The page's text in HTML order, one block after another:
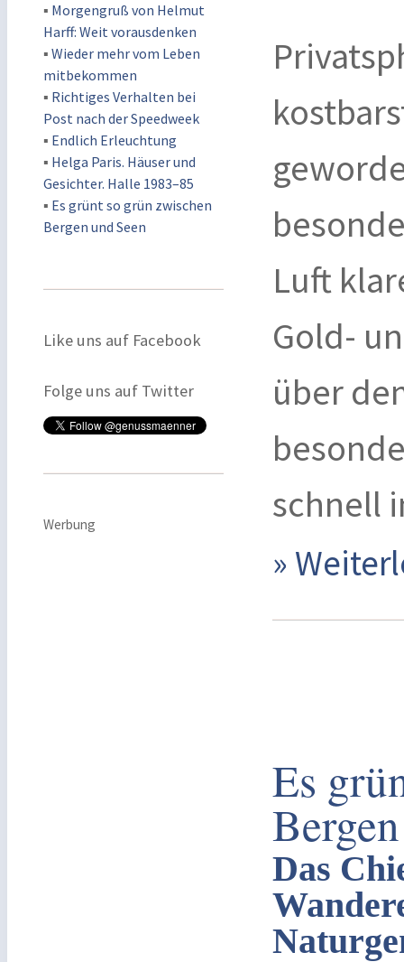
▪ Morgengruß von Helmut
Harff: Weit vorausdenken
▪ Wieder mehr vom Leben
mitbekommen
▪ Richtiges Verhalten bei
Post nach der Speedweek
▪ Endlich Erleuchtung
▪ Helga Paris. Häuser und
Gesichter. Halle 1983–85
▪ Es grünt so grün zwischen
Bergen und Seen
Like uns auf Facebook
Folge uns auf Twitter
Werbung
Luft
Gold-
über
schnell
»
Es
Das